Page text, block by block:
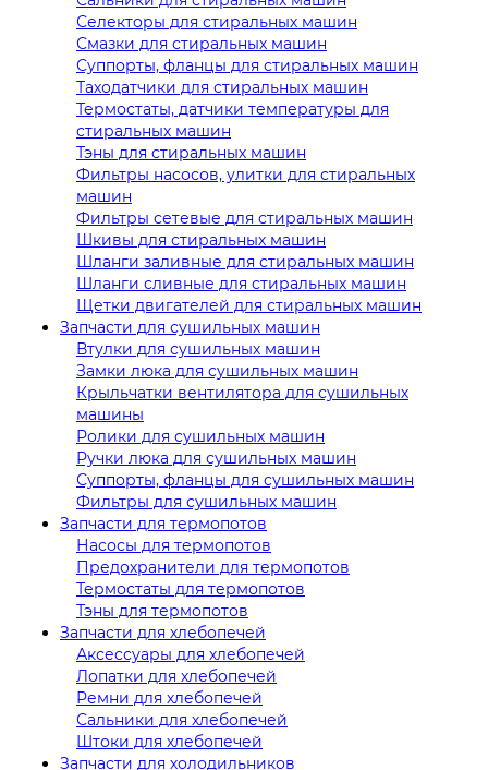
Селекторы для стиральных машин
Смазки для стиральных машин
Суппорты, фланцы для стиральных машин
Таходатчики для стиральных машин
Термостаты, датчики температуры для
стиральных машин
Тэны для стиральных машин
Фильтры насосов, улитки для стиральных
машин
Фильтры сетевые для стиральных машин
Шкивы для стиральных машин
Шланги заливные для стиральных машин
Шланги сливные для стиральных машин
Щетки двигателей для стиральных машин
Запчасти для сушильных машин
Втулки для сушильных машин
Замки люка для сушильных машин
Крыльчатки вентилятора для сушильных
машины
Ролики для сушильных машин
Ручки люка для сушильных машин
Суппорты, фланцы для сушильных машин
Фильтры для сушильных машин
Запчасти для термопотов
Насосы для термопотов
Предохранители для термопотов
Термостаты для термопотов
Тэны для термопотов
Запчасти для хлебопечей
Аксессуары для хлебопечей
Лопатки для хлебопечей
Ремни для хлебопечей
Сальники для хлебопечей
Штоки для хлебопечей
Запчасти для холодильников